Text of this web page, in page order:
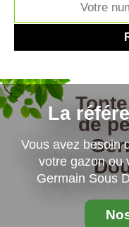
La
Vous avez besoin
votre gazon ou
Germain Sous
de